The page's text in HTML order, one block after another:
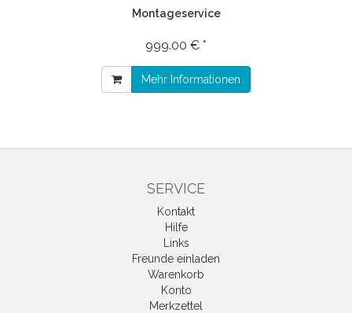
Montageservice
999.00 € *
Mehr Informationen
SERVICE
Kontakt
Hilfe
Links
Freunde einladen
Warenkorb
Konto
Merkzettel